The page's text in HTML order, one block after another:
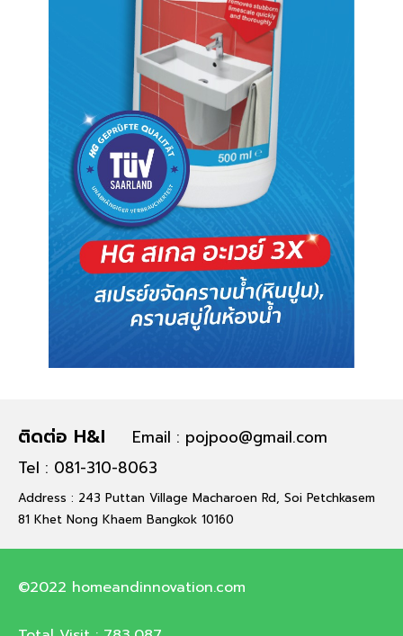
ติดต่อ H&I
Email : pojpoo@gmail.com
Tel : 081-310-8063
Address : 243 Puttan Village Macharoen Rd, Soi Petchkasem
81 Khet Nong Khaem Bangkok 10160
©2022 homeandinnovation.com